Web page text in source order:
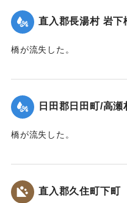
｜固有コード:00268358
直入郡長湯村 岩下
橋が流失した。
｜固有コード:00268350
日田郡日田町/高瀬
橋が流失した。
｜固有コード:00268351
直入郡久住町下町